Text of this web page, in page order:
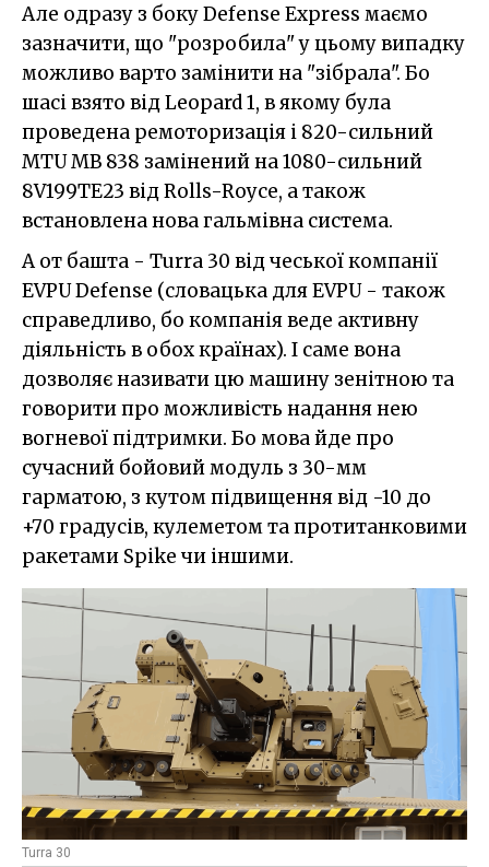
Але одразу з боку Defense Express маємо
зазначити, що "розробила" у цьому випадку
можливо варто замінити на "зібрала". Бо
шасі взято від Leopard 1, в якому була
проведена ремоторизація і 820-сильний
MTU MB 838 замінений на 1080-сильний
8V199TE23 від Rolls-Royce, а також
встановлена нова гальмівна система.
А от башта - Turra 30 від чеської компанії
EVPU Defense (словацька для EVPU - також
справедливо, бо компанія веде активну
діяльність в обох країнах). І саме вона
дозволяє називати цю машину зенітною та
говорити про можливість надання нею
вогневої підтримки. Бо мова йде про
сучасний бойовий модуль з 30-мм
гарматою, з кутом підвищення від -10 до
+70 градусів, кулеметом та протитанковими
ракетами Spike чи іншими.
Turra 30